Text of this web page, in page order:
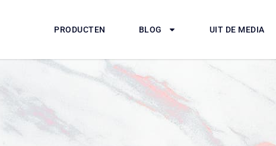
PRODUCTEN BLOG UIT DE MEDIA